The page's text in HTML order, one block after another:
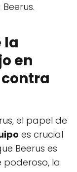
la
en
el papel de
es crucial
Beerus es
la